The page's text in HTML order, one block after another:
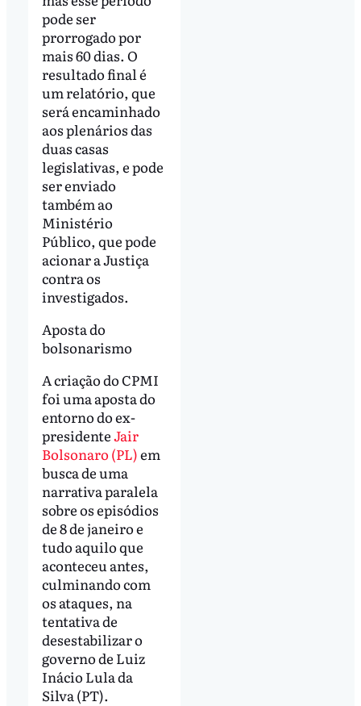
pode ser
prorrogado por
mais 60 dias. O
resultado final é
um relatório, que
será encaminhado
aos plenários das
duas casas
legislativas, e pode
ser enviado
também ao
Ministério
Público, que pode
acionar a Justiça
contra os
investigados.
Aposta do
bolsonarismo
A criação do CPMI
foi uma aposta do
entorno do ex-
presidenteJair
Bolsonaro (PL)em
busca de uma
narrativa paralela
sobre os episódios
de 8 de janeiro e
tudo aquilo que
aconteceu antes,
culminando com
os ataques, na
tentativa de
desestabilizar o
governo de Luiz
Inácio Lula da
Silva (PT).